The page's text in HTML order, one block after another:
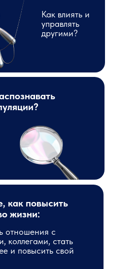
Как влиять и
управлять
другими?
отношения с
коллегами, стать
и повысить свой
как повысить
жизни: